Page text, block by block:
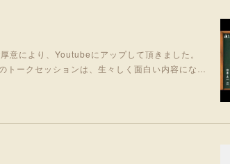
意により、Youtubeにアップして頂きました。
ークセッションは、生々しく面白い内容にな…